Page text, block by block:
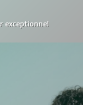
exceptionnel